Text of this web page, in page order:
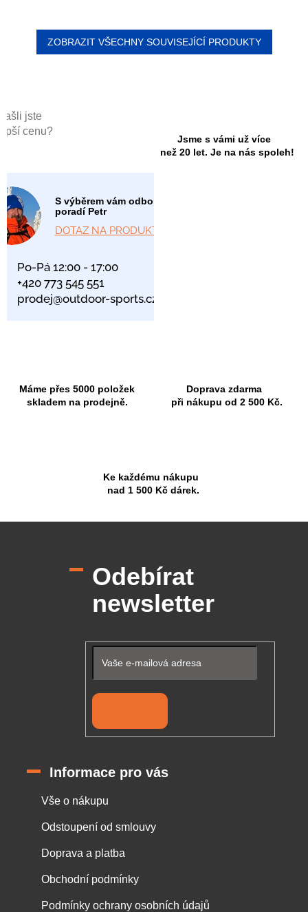
jste
cenu?
S výběrem vám odborně
poradí Petr
DOTAZ NA PRODUKT
Po-Pá 12:00 - 17:00
+420 773 545 551
prodej@outdoor-sports.cz
Jsme s vámi už více
než 20 let. Je na nás spoleh!
Máme přes 5000 položek
skladem na prodejně.
Doprava zdarma
při nákupu od 2 500 Kč.
Ke každému nákupu
nad 1 500 Kč dárek.
ZOBRAZIT VŠECHNY SOUVISEJÍCÍ PRODUKTY
Odebírat
newsletter
Informace pro vás
Vše o nákupu
Odstoupení od smlouvy
Doprava a platba
Obchodní podmínky
Podmínky ochrany osobních údajů